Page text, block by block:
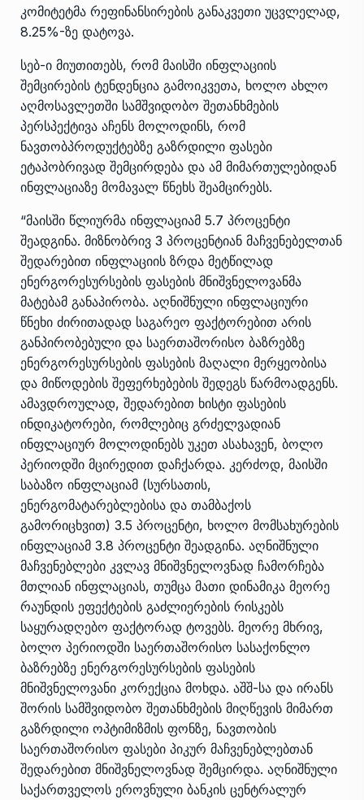
კომიტეტმა რეფინანსირების განაკვეთი უცვლელად,
8.25%-ზე დატოვა.
სებ-ი მიუთითებს, რომ მაისში ინფლაციის
შემცირების ტენდენცია გამოიკვეთა, ხოლო ახლო
აღმოსავლეთში სამშვიდობო შეთანხმების
პერსპექტივა აჩენს მოლოდინს, რომ
ნავთობპროდუქტებზე გაზრდილი ფასები
ეტაპობრივად შემცირდება და ამ მიმართულებიდან
ინფლაციაზე მომავალ წნეხს შეამცირებს.
“მაისში წლიურმა ინფლაციამ 5.7 პროცენტი
შეადგინა. მიზნობრივ 3 პროცენტიან მაჩვენებელთან
შედარებით ინფლაციის ზრდა მეტწილად
ენერგორესურსების ფასების მნიშვნელოვანმა
მატებამ განაპირობა. აღნიშნული ინფლაციური
წნეხი ძირითადად საგარეო ფაქტორებით არის
განპირობებული და საერთაშორისო ბაზრებზე
ენერგორესურსების ფასების მაღალი მერყეობისა
და მიწოდების შეფერხებების შედეგს წარმოადგენს.
ამავდროულად, შედარებით ხისტი ფასების
ინდიკატორები, რომლებიც გრძელვადიან
ინფლაციურ მოლოდინებს უკეთ ასახავენ, ბოლო
პერიოდში მცირედით დაჩქარდა. კერძოდ, მაისში
საბაზო ინფლაციამ (სურსათის,
ენერგომატარებლებისა და თამბაქოს
გამორიცხვით) 3.5 პროცენტი, ხოლო მომსახურების
ინფლაციამ 3.8 პროცენტი შეადგინა. აღნიშნული
მაჩვენებლები კვლავ მნიშვნელოვნად ჩამორჩება
მთლიან ინფლაციას, თუმცა მათი დინამიკა მეორე
რაუნდის ეფექტების გაძლიერების რისკებს
საყურადღებო ფაქტორად ტოვებს. მეორე მხრივ,
ბოლო პერიოდში საერთაშორისო სასაქონლო
ბაზრებზე ენერგორესურსების ფასების
მნიშვნელოვანი კორექცია მოხდა. აშშ-სა და ირანს
შორის სამშვიდობო შეთანხმების მიღწევის მიმართ
გაზრდილი ოპტიმიზმის ფონზე, ნავთობის
საერთაშორისო ფასები პიკურ მაჩვენებლებთან
შედარებით მნიშვნელოვნად შემცირდა. აღნიშნული
საქართველოს ეროვნული ბანკის ცენტრალურ